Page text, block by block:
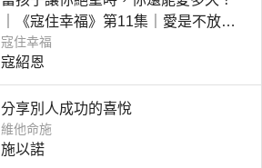
｜《寇住幸福》第11集｜愛是不放棄
希望
寇住幸福
寇紹恩
分享別人成功的喜悅
維他命施
施以諾